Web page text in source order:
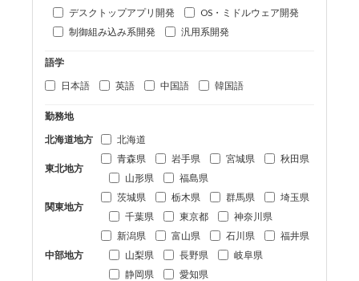
デスクトップアプリ開発
OS・ミドルウェア開発
制御組み込み系開発
汎用系開発
語学
日本語
英語 中国語 韓国語
勤務地
北海道地方
北海道
東北地方
青森県 岩手県 宮城県
秋田県
山形県
福島県
関東地方
茨城県 栃木県 群馬県
埼玉県
千葉県
東京都 神奈川県
中部地方
新潟県 富山県 石川県
福井県
山梨県
長野県
岐阜県
静岡県
愛知県